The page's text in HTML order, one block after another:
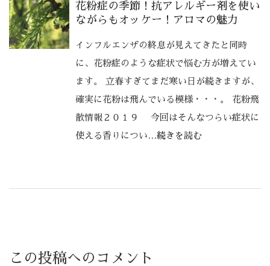
花粉症の季節！抗アレルギー剤を使い
ながらもオッケー！アロマの魅力
インフルエンザの終息が見えてきたと同時
に、花粉症のような症状で悩む方が増えてい
ます。 立春すぎてまだ寒い日が続きますが、
確実に花粉は飛んでいる模様・・・。 花粉飛
散情報２０１９ 今回はそんなつらい症状に
使える香りについ …続きを読む
この投稿へのコメント